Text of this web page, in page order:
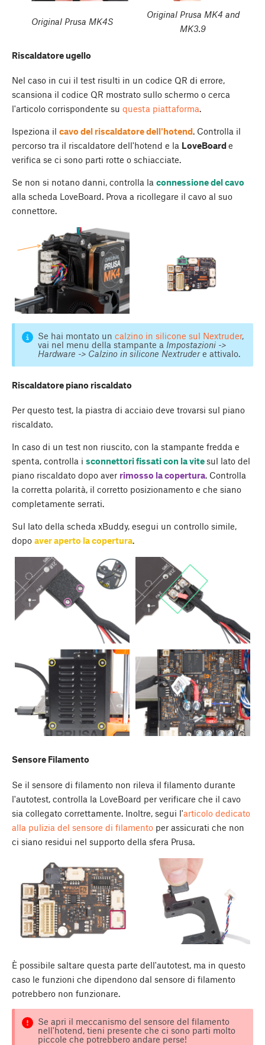
Original Prusa MK4S
Original Prusa MK4 and
MK3.9
Riscaldatore ugello
Nel caso in cui il test risulti in un codice QR di errore,
scansiona il codice QR mostrato sullo schermo o cerca
l'articolo corrispondente su questa piattaforma.
Ispeziona il cavo del riscaldatore dell'hotend. Controlla il
percorso tra il riscaldatore dell'hotend e la LoveBoarde
verifica se ci sono parti rotte o schiacciate.
Se non si notano danni, controlla la connessione del cavo
alla scheda LoveBoard. Prova a ricollegare il cavo al suo
connettore.
Se hai montato un calzino in silicone sul Nextruder,
vai nel menu della stampante a Impostazioni ->
Hardware -> Calzino in silicone Nextrudere attivalo.
Riscaldatore piano riscaldato
Per questo test, la piastra di acciaio deve trovarsi sul piano
riscaldato.
In caso di un test non riuscito, con la stampante fredda e
spenta, controlla i sconnettori fissati con la vitesul lato del
piano riscaldato dopo aver rimosso la copertura. Controlla
la corretta polarità, il corretto posizionamento e che siano
completamente serrati.
Sul lato della scheda xBuddy, esegui un controllo simile,
dopo aver aperto la copertura.
Sensore Filamento
Se il sensore di filamento non rileva il filamento durante
l'autotest, controlla la LoveBoard per verificare che il cavo
sia collegato correttamente. Inoltre, segui l'articolo dedicato
alla pulizia del sensore di filamento per assicurati che non
ci siano residui nel supporto della sfera Prusa.
È possibile saltare questa parte dell'autotest, ma in questo
caso le funzioni che dipendono dal sensore di filamento
potrebbero non funzionare.
Se apri il meccanismo del sensore del filamento
nell'hotend, tieni presente che ci sono parti molto
piccole che potrebbero andare perse!